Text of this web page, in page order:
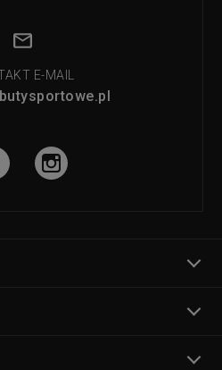
E-MAIL